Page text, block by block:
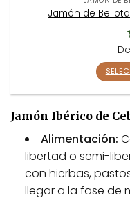
Jamón de
Jamón Ibérico de
Alimentación:
libertad o semi-
con hierbas,
llegar a la fase de